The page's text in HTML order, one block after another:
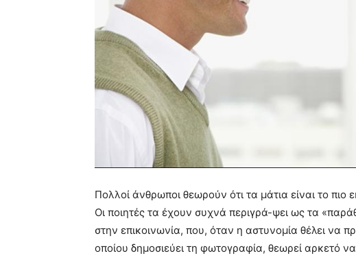
Πολλοί άνθρωποι θεωρούν ότι τα μάτια είναι το
Οι ποιητές τα έχουν συχνά περιγρά-ψει ως τα
στην επικοινωνία, που, όταν η αστυνομία θέλει να
οποίου δημοσιεύει τη φωτογραφία, θεωρεί αρκετό